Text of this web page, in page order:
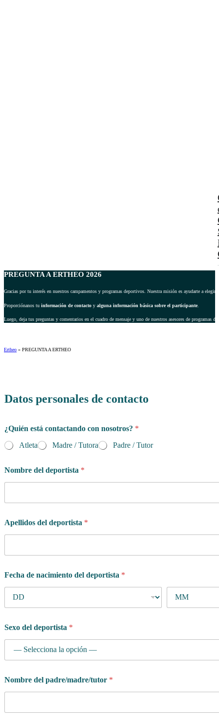
PREGUNTA A ERTHEO 2026
Gracias por tu interés en nuestros campamentos y programas deportivos. Nuestra misión es ayudarte a
Proporciónanos tu información de contacto y alguna información básica sobre el participante.
Luego, deja tus preguntas y comentarios en el cuadro de mensaje y uno de nuestros asesores de programas
Ertheo » PREGUNTA A ERTHEO
Datos personales de contacto
¿Quién está contactando con nosotros? *
Atleta
Madre / Tutora Padre / Tutor
Nombre del deportista *
Apellidos del deportista *
Fecha de nacimiento del deportista *
Sexo del deportista *
Nombre del padre/madre/tutor *